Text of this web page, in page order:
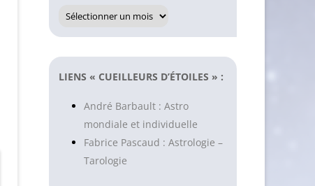
Archives
LIENS « CUEILLEURS D’ÉTOILES » :
André Barbault : Astro
mondiale et individuelle
Fabrice Pascaud : Astrologie –
Tarologie